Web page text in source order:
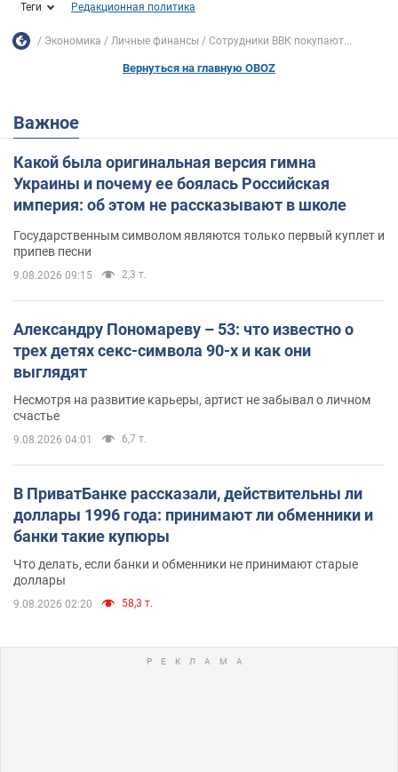
Теги Редакционная политика
Экономика Личные финансы Сотрудники ВВК покупают...
Вернуться на главную OBOZ
Важное
Какой была оригинальная версия гимна
Украины и почему ее боялась Российская
империя: об этом не рассказывают в школе
Государственным символом являются только первый куплет и
припев песни
9.08.2026 09:15 2,3 т.
Александру Пономареву – 53: что известно о
трех детях секс-символа 90-х и как они
выглядят
Несмотря на развитие карьеры, артист не забывал о личном
счастье
9.08.2026 04:01 6,7 т.
В ПриватБанке рассказали, действительны ли
доллары 1996 года: принимают ли обменники и
банки такие купюры
Что делать, если банки и обменники не принимают старые
доллары
9.08.2026 02:20 58,3 т.